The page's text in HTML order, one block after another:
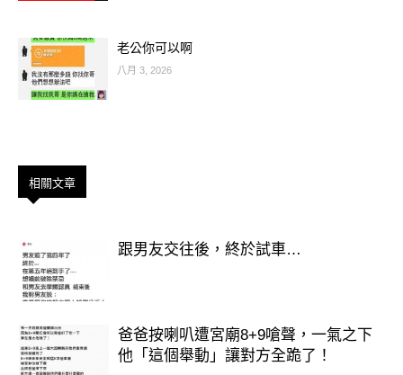
✨ 偏財號碼： 09、15、22、40
屬牛本月財運走「穩紮穩打型」，
📌 建議：
遇到數字 2、5 的組合不要忽視！
🐕 屬狗：貴人帶財，號碼越看越準
✨ 偏財號碼： 01、11、24、36
屬狗 12 月易得貴人提示，
常常身邊的人隨口講的數字，也能變成
老公你可以啊
八月 3, 2026
相關文章
跟男友交往後，終於試車…
爸爸按喇叭遭宮廟8+9嗆聲，一氣之下
他「這個舉動」讓對方全跪了！